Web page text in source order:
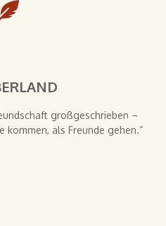
großgeschrieben –
kommen, als Freunde gehen.“